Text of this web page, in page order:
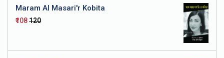
Maram Al Masari'r Kobita
₹108₹120